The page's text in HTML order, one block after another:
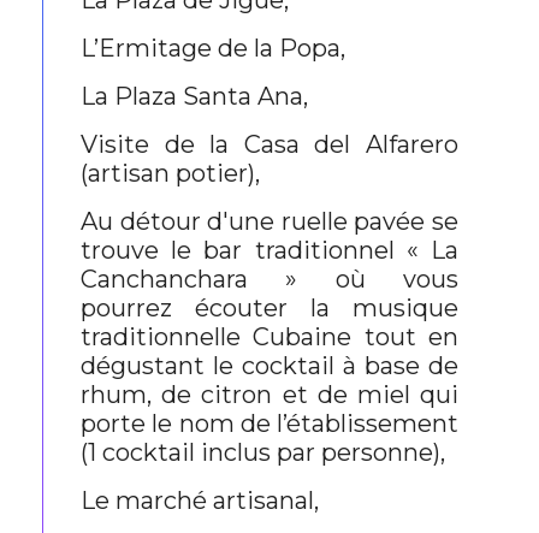
L’Ermitage de la Popa,
La Plaza Santa Ana,
Visite de la Casa del Alfarero
(artisan potier),
Au détour d'une ruelle pavée se
trouve le bar traditionnel « La
Canchanchara » où vous
pourrez écouter la musique
traditionnelle Cubaine tout en
dégustant le cocktail à base de
rhum, de citron et de miel qui
porte le nom de l’établissement
(1 cocktail inclus par personne),
Le marché artisanal,